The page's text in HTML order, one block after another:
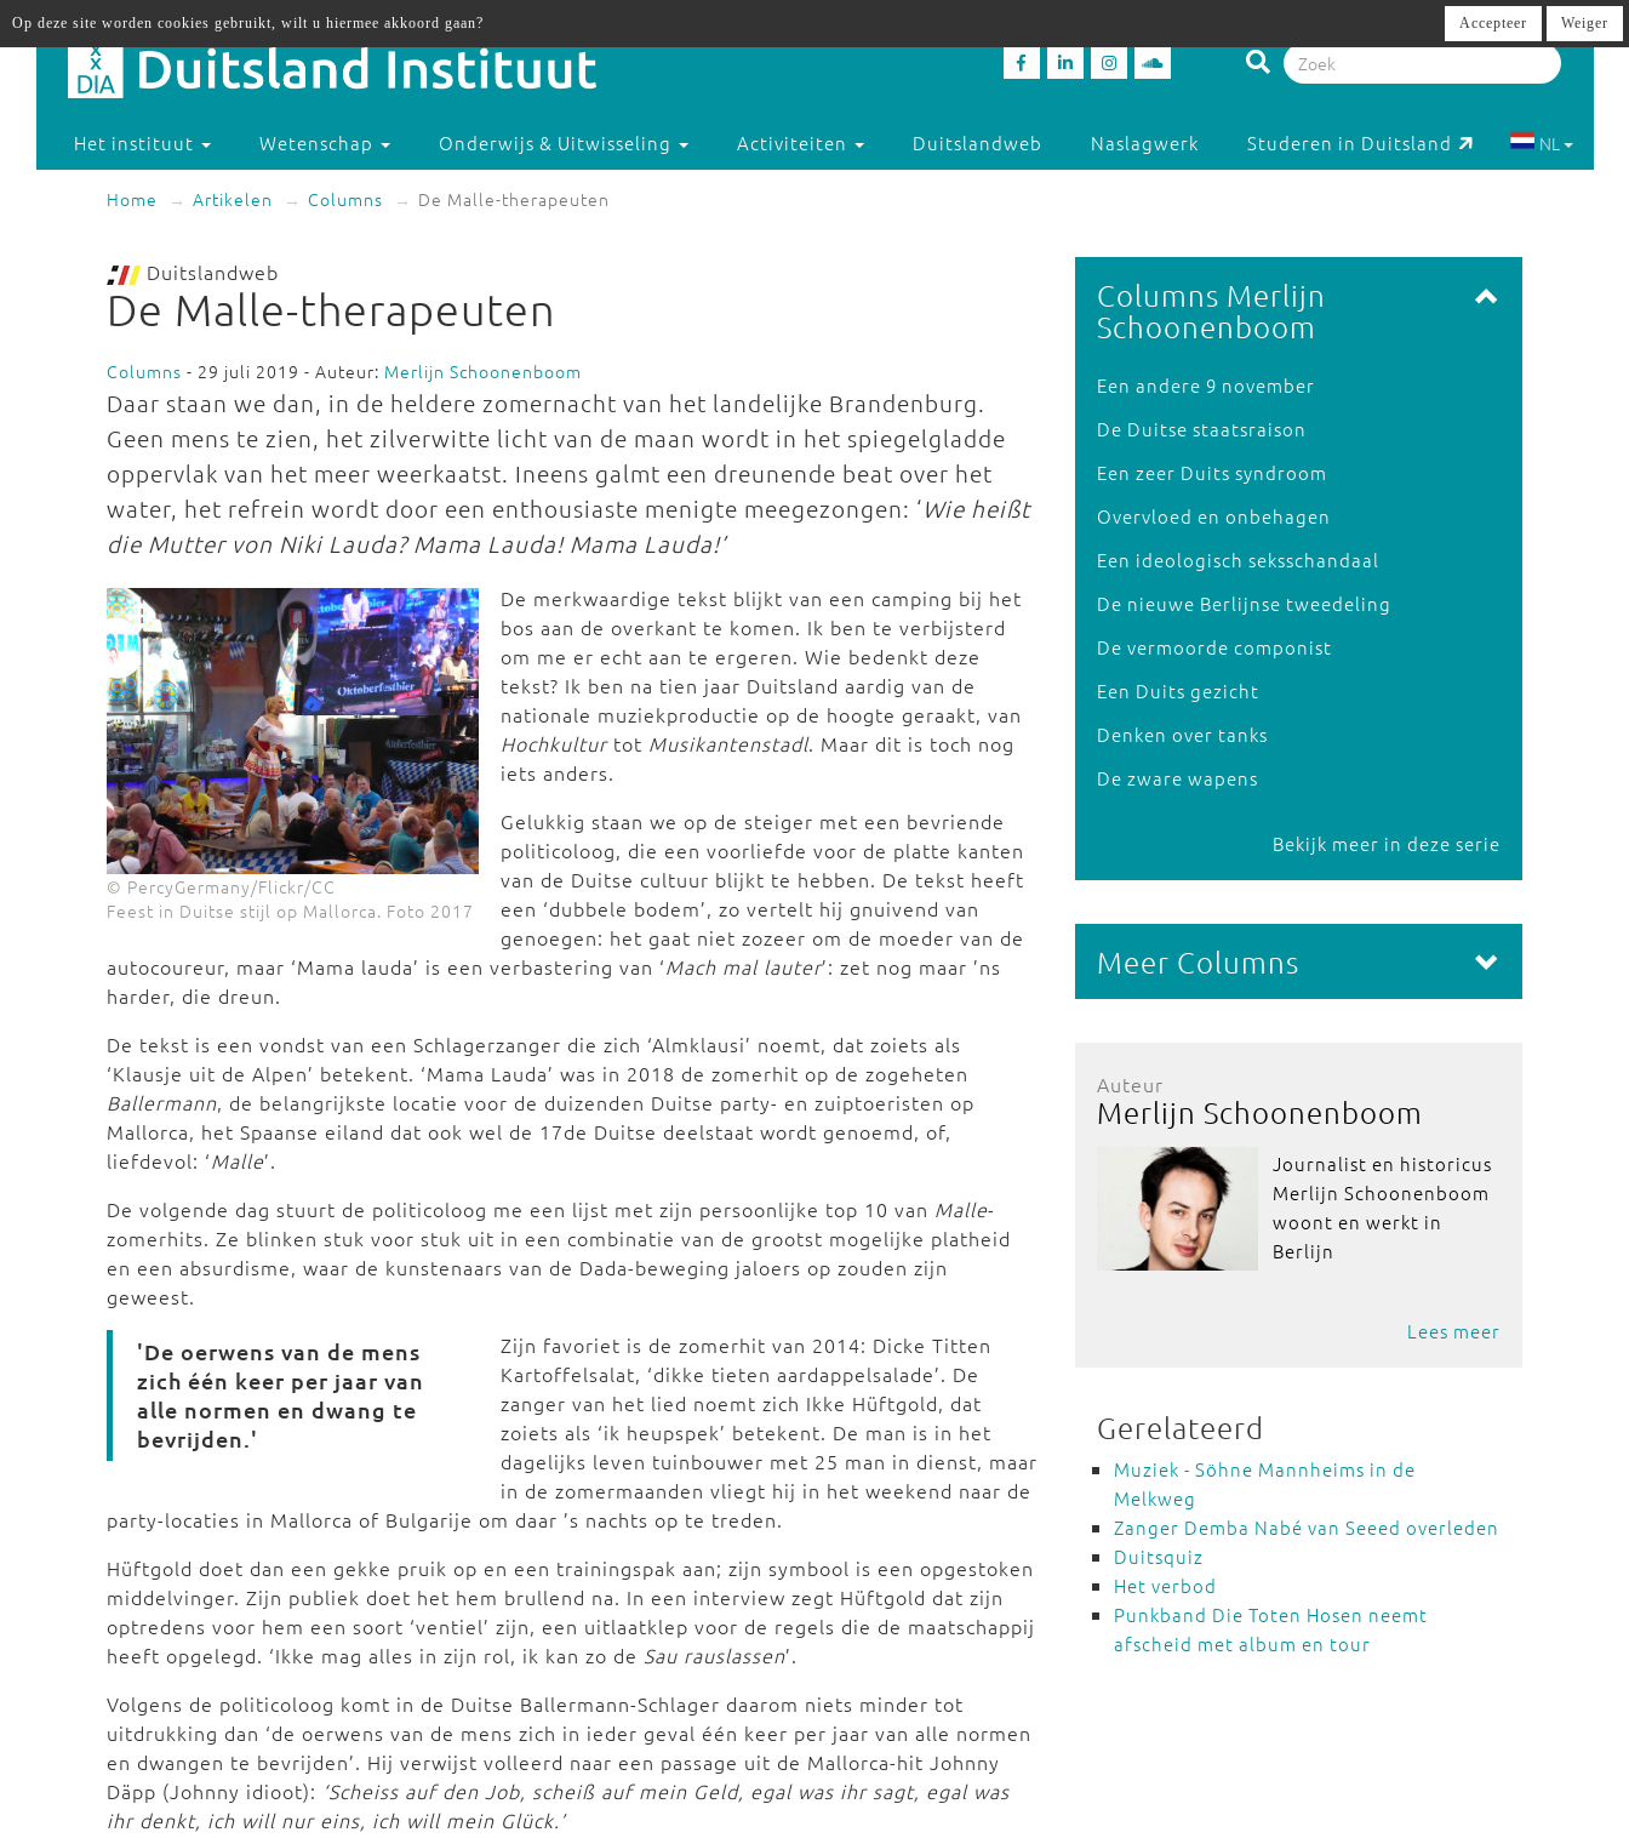
Het instituut Wetenschap Onderwijs & Uitwisseling Activiteiten Duitslandweb Naslagwerk Studeren in Duitsland NL
Home Artikelen Columns De Malle-therapeuten
Duitslandweb
De Malle-therapeuten
Columns - 29 juli 2019 - Auteur: Merlijn Schoonenboom
Daar staan we dan, in de heldere zomernacht van het landelijke Brandenburg.
Geen mens te zien, het zilverwitte licht van de maan wordt in het spiegelgladde
oppervlak van het meer weerkaatst. Ineens galmt een dreunende beat over het
water, het refrein wordt door een enthousiaste menigte meegezongen: ‘Wie heißt
die Mutter von Niki Lauda? Mama Lauda! Mama Lauda!’
© PercyGermany/Flickr/CC
Feest in Duitse stijl op Mallorca. Foto 2017
De merkwaardige tekst blijkt van een camping bij het
bos aan de overkant te komen. Ik ben te verbijsterd
om me er echt aan te ergeren. Wie bedenkt deze
tekst? Ik ben na tien jaar Duitsland aardig van de
nationale muziekproductie op de hoogte geraakt, van
Hochkulturtot Musikantenstadl. Maar dit is toch nog
iets anders.
Gelukkig staan we op de steiger met een bevriende
politicoloog, die een voorliefde voor de platte kanten
van de Duitse cultuur blijkt te hebben. De tekst heeft
een ‘dubbele bodem’, zo vertelt hij gnuivend van
genoegen: het gaat niet zozeer om de moeder van de
autocoureur, maar ‘Mama lauda’ is een verbastering van ‘Mach mal lauter’: zet nog maar ’ns
harder, die dreun.
De tekst is een vondst van een Schlagerzanger die zich ‘Almklausi’ noemt, dat zoiets als
‘Klausje uit de Alpen’ betekent. ‘Mama Lauda’ was in 2018 de zomerhit op de zogeheten
Ballermann, de belangrijkste locatie voor de duizenden Duitse party- en zuiptoeristen op
Mallorca, het Spaanse eiland dat ook wel de 17de Duitse deelstaat wordt genoemd, of,
liefdevol: ‘Malle’.
De volgende dag stuurt de politicoloog me een lijst met zijn persoonlijke top 10 van Malle-
zomerhits. Ze blinken stuk voor stuk uit in een combinatie van de grootst mogelijke platheid
en een absurdisme, waar de kunstenaars van de Dada-beweging jaloers op zouden zijn
geweest.
'De oerwens van de mens
zich één keer per jaar van
alle normen en dwang te
bevrijden.'
Zijn favoriet is de zomerhit van 2014: Dicke Titten
Kartoffelsalat, ‘dikke tieten aardappelsalade’. De
zanger van het lied noemt zich Ikke Hüftgold, dat
zoiets als ‘ik heupspek’ betekent. De man is in het
dagelijks leven tuinbouwer met 25 man in dienst, maar
in de zomermaanden vliegt hij in het weekend naar de
party-locaties in Mallorca of Bulgarije om daar ’s nachts op te treden.
Hüftgold doet dan een gekke pruik op en een trainingspak aan; zijn symbool is een opgestoken
middelvinger. Zijn publiek doet het hem brullend na. In een interview zegt Hüftgold dat zijn
optredens voor hem een soort ‘ventiel’ zijn, een uitlaatklep voor de regels die de maatschappij
heeft opgelegd. ‘Ikke mag alles in zijn rol, ik kan zo de Sau rauslassen’.
Volgens de politicoloog komt in de Duitse Ballermann-Schlager daarom niets minder tot
uitdrukking dan ‘de oerwens van de mens zich in ieder geval één keer per jaar van alle normen
en dwangen te bevrijden’. Hij verwijst volleerd naar een passage uit de Mallorca-hit Johnny
Däpp (Johnny idioot): ‘Scheiss auf den Job, scheiß auf mein Geld, egal was ihr sagt, egal was
ihr denkt, ich will nur eins, ich will mein Glück.’
Columns Merlijn
Schoonenboom
Een andere 9 november
De Duitse staatsraison
Een zeer Duits syndroom
Overvloed en onbehagen
Een ideologisch seksschandaal
De nieuwe Berlijnse tweedeling
De vermoorde componist
Een Duits gezicht
Denken over tanks
De zware wapens
Bekijk meer in deze serie
Meer Columns
Auteur
Merlijn Schoonenboom
Journalist en historicus
Merlijn Schoonenboom
woont en werkt in
Berlijn
Lees meer
Gerelateerd
Muziek - Söhne Mannheims in de
Melkweg
Zanger Demba Nabé van Seeed overleden
Duitsquiz
Het verbod
Punkband Die Toten Hosen neemt
afscheid met album en tour
Op deze site worden cookies gebruikt, wilt u hiermee akkoord gaan? Accepteer Weiger